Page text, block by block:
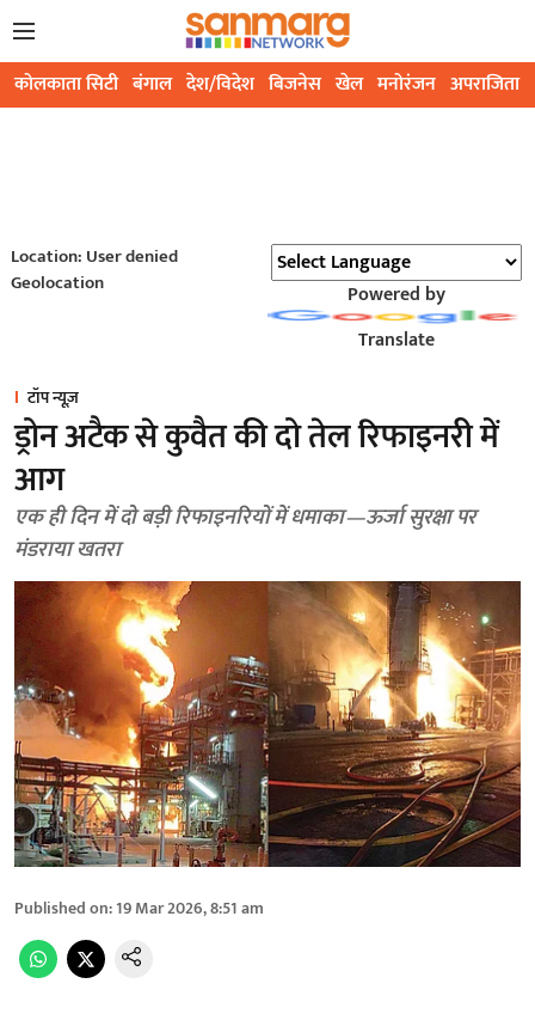
कोलकाता सिटी बंगाल देश/विदेश बिजनेस खेल मनोरंजन अपराजिता
Location: User denied
Geolocation
Powered by
Translate
टॉप न्यूज़
ड्रोन अटैक से कुवैत की दो तेल रिफाइनरी में
आग
एक ही दिन में दो बड़ी रिफाइनरियों में धमाका—ऊर्जा सुरक्षा पर
मंडराया खतरा
Published on:19 Mar 2026, 8:51 am